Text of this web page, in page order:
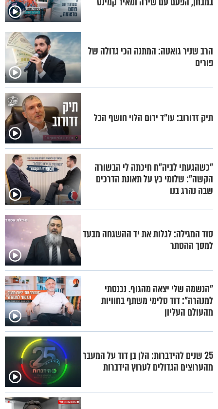
הרב שניר גואטה: המתנה הכי גדולה של
פורים
תיק זדורוב: עו"ד ירום הלוי חושף הכל
"כשהגעתי לביה"ח חיכתה לי הבשורה
הקשה": שלומי כץ על תאונת הדרכים
שבה נהרג בנו
סוד המגילה: לגלות את יד ההשגחה מבעד
למסך ההסתר
"הנשמה שלי יצאה מהגוף. נכנסתי
למנהרה": דוד סלימי משתף בחוויות
מהעולם העליון
25 שנים להידברות: הלן בן דוד על המעבר
מהערוצים הגדולים לערוץ הידברות